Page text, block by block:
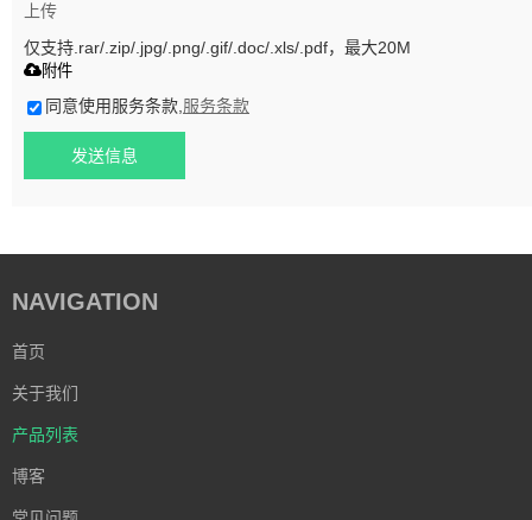
上传
仅支持.rar/.zip/.jpg/.png/.gif/.doc/.xls/.pdf，最大20M
附件
同意使用服务条款, 服务条款
发送信息
NAVIGATION
首页
关于我们
产品列表
博客